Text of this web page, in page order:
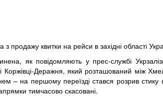
з продажу квитки на рейси в західні області
як повідомляють у прес-службі
Коржівці-Деражня, який розташований між
– на першому переїзді стався розрив
тимчасово скасовані.